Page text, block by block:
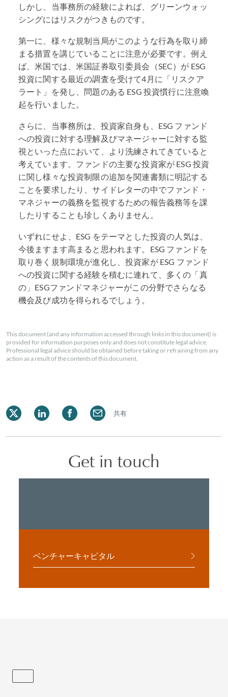
しかし、当事務所の経験によれば、グリーンウォッ
シングにはリスクがつきものです。
第一に、様々な規制当局がこのような行為を取り締
まる措置を講じていることに注意が必要です。例え
ば、米国では、米国証券取引委員会（SEC）が ESG
投資に関する最近の調査を受けて4月に「リスクア
ラート」を発し、問題のある ESG 投資慣行に注意喚
起を行いました。
さらに、当事務所は、投資家自身も、ESG ファンド
への投資に対する理解及びマネージャーに対する監
視といった点において、より洗練されてきていると
考えています。ファンドの主要な投資家が ESG 投資
に関し様々な投資制限の追加を関連書類に明記する
ことを要求したり、サイドレターの中でファンド・
マネジャーの義務を監視するための報告義務等を課
したりすることも珍しくありません。
いずれにせよ、ESG をテーマとした投資の人気は、
今後ますます高まると思われます。ESG ファンドを
取り巻く規制環境が進化し、投資家が ESG ファンド
への投資に関する経験を積むに連れて、多くの「真
の」ESGファンドマネジャーがこの分野でさらなる
機会及び成功を得られるでしょう。
This document (and any information accessed through links in this document) is
provided for information purposes only and does not constitute legal advice.
Professional legal advice should be obtained before taking or refraining from any
action as a result of the contents of this document.
共有
Get in touch
ベンチャーキャピタル